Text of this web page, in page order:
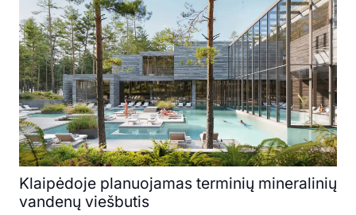
Klaipėdoje planuojamas terminių mineralinių
vandenų viešbutis